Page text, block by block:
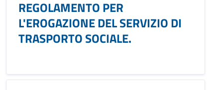
REGOLAMENTO PER
L'EROGAZIONE DEL SERVIZIO DI
TRASPORTO SOCIALE.